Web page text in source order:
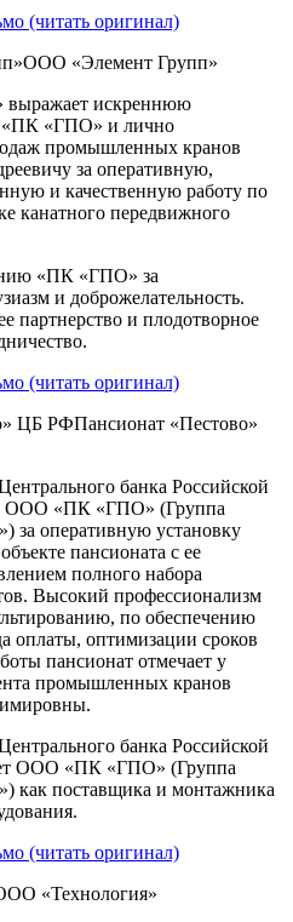
(читать оригинал)
ООО «Элемент Групп»
искреннюю
«ПК «ГПО» и лично
промышленных кранов
за оперативную,
и качественную работу по
канатного передвижного
«ПК «ГПО» за
и доброжелательность.
партнерство и плодотворное
(читать оригинал)
Пансионат «Пестово»
банка Российской
ООО «ПК «ГПО» (Группа
оперативную установку
пансионата с ее
полного набора
Высокий профессионализм
по обеспечению
оплаты, оптимизации сроков
пансионат отмечает у
промышленных кранов
банка Российской
ООО «ПК «ГПО» (Группа
поставщика и монтажника
(читать оригинал)
«Технология»